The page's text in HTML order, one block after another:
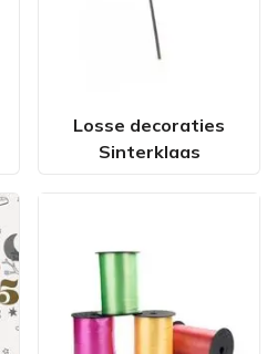
Losse decoraties
Sinterklaas